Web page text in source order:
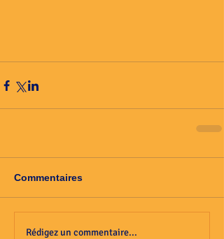
Commentaires
Rédigez un commentaire...